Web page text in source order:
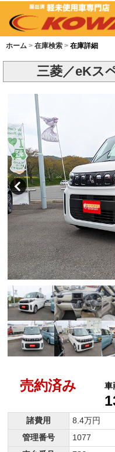
ホーム 在庫検索 在庫詳細
三菱／eKス
売約済み 車
諸費用
8.4万円
管理番号
1077